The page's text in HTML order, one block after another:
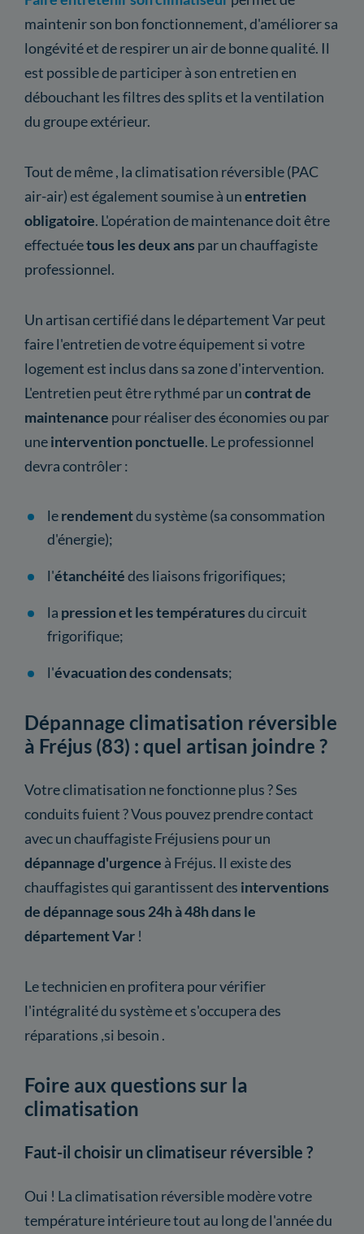
maintenir son bon fonctionnement, d'améliorer sa
longévité et de respirer un air de bonne qualité. Il
est possible de participer à son entretien en
débouchant les filtres des splits et la ventilation
du groupe extérieur.
Tout de même , la climatisation réversible (PAC
air-air) est également soumise à unentretien
obligatoire. L'opération de maintenance doit être
effectuéetous les deux ans par un chauffagiste
professionnel.
Un artisan certifié dans le département Var peut
faire l'entretien de votre équipement si votre
logement est inclus dans sa zone d'intervention.
L'entretien peut être rythmé par uncontrat de
maintenance pour réaliser des économies ou par
uneintervention ponctuelle. Le professionnel
devra contrôler :
lerendementdu système (sa consommation
d'énergie);
l'étanchéitédes liaisons frigorifiques;
la pression et les températuresdu circuit
frigorifique;
l'évacuation des condensats;
Dépannage climatisation réversible
à Fréjus (83) : quel artisan joindre ?
Votre climatisation ne fonctionne plus ? Ses
conduits fuient ? Vous pouvez prendre contact
avec un chauffagiste Fréjusiens pour un
dépannage d'urgence à Fréjus. Il existe des
chauffagistes qui garantissent des interventions
de dépannage sous 24h à 48h dans le
département Var !
Le technicien en profitera pour vérifier
l'intégralité du système et s'occupera des
réparations ,si besoin .
Foire aux questions sur la
climatisation
Faut-il choisir un climatiseur réversible ?
Oui ! La climatisation réversible modère votre
température intérieure tout au long de l'année du